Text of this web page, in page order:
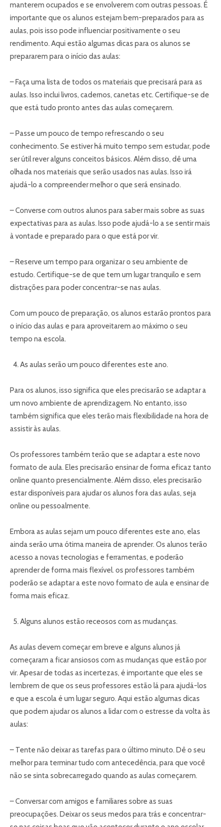
manterem ocupados e se envolverem com outras pessoas. É
importante que os alunos estejam bem-preparados para as
aulas, pois isso pode influenciar positivamente o seu
rendimento. Aqui estão algumas dicas para os alunos se
prepararem para o início das aulas:
– Faça uma lista de todos os materiais que precisará para as
aulas. Isso inclui livros, cadernos, canetas etc. Certifique-se de
que está tudo pronto antes das aulas começarem.
– Passe um pouco de tempo refrescando o seu
conhecimento. Se estiver há muito tempo sem estudar, pode
ser útil rever alguns conceitos básicos. Além disso, dê uma
olhada nos materiais que serão usados nas aulas. Isso irá
ajudá-lo a compreender melhor o que será ensinado.
– Converse com outros alunos para saber mais sobre as suas
expectativas para as aulas. Isso pode ajudá-lo a se sentir mais
à vontade e preparado para o que está por vir.
– Reserve um tempo para organizar o seu ambiente de
estudo. Certifique-se de que tem um lugar tranquilo e sem
distrações para poder concentrar-se nas aulas.
Com um pouco de preparação, os alunos estarão prontos para
o início das aulas e para aproveitarem ao máximo o seu
tempo na escola.
As aulas serão um pouco diferentes este ano.
Para os alunos, isso significa que eles precisarão se adaptar a
um novo ambiente de aprendizagem. No entanto, isso
também significa que eles terão mais flexibilidade na hora de
assistir às aulas.
Os professores também terão que se adaptar a este novo
formato de aula. Eles precisarão ensinar de forma eficaz tanto
online quanto presencialmente. Além disso, eles precisarão
estar disponíveis para ajudar os alunos fora das aulas, seja
online ou pessoalmente.
Embora as aulas sejam um pouco diferentes este ano, elas
ainda serão uma ótima maneira de aprender. Os alunos terão
acesso a novas tecnologias e ferramentas, e poderão
aprender de forma mais flexível. os professores também
poderão se adaptar a este novo formato de aula e ensinar de
forma mais eficaz.
Alguns alunos estão receosos com as mudanças.
As aulas devem começar em breve e alguns alunos já
começaram a ficar ansiosos com as mudanças que estão por
vir. Apesar de todas as incertezas, é importante que eles se
lembrem de que os seus professores estão lá para ajudá-los
e que a escola é um lugar seguro. Aqui estão algumas dicas
que podem ajudar os alunos a lidar com o estresse da volta às
aulas:
– Tente não deixar as tarefas para o último minuto. Dê o seu
melhor para terminar tudo com antecedência, para que você
não se sinta sobrecarregado quando as aulas começarem.
– Conversar com amigos e familiares sobre as suas
preocupações. Deixar os seus medos para trás e concentrar-